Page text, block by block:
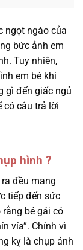
ngọt ngào của
bức ảnh em
Tuy nhiên,
em bé khi
gì đến giấc ngủ
có câu trả lời
hình ?
đều mang
tiếp đến sức
bé gái có
vía”. Chính vì
kỵ là chụp ảnh